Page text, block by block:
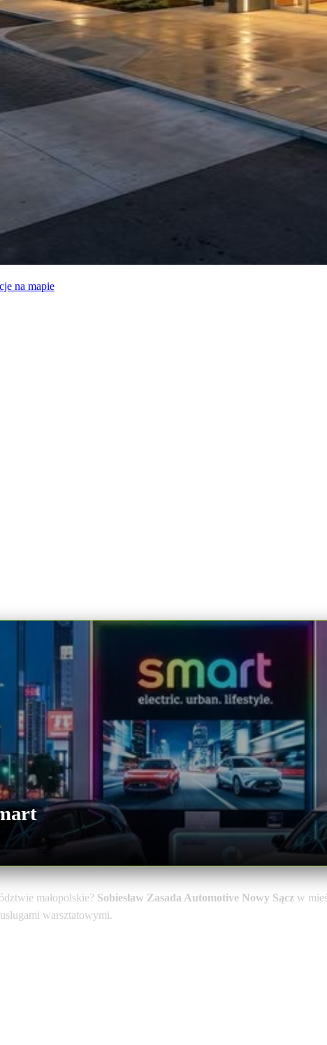
na mapie
małopolskie? Sobiesław Zasada Automotive Nowy Sącz w
warsztatowymi.